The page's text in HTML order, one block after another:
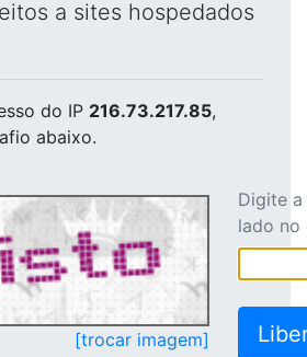
a sites hospedados
do IP 216.73.217.85,
abaixo.
[trocar imagem]
Digite
lado no